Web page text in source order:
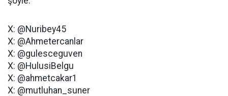
X: @Nuribey45
X: @Ahmetercanlar
X: @gulesceguven
X: @HulusiBelgu
X: @ahmetcakar1
X: @mutluhan_suner